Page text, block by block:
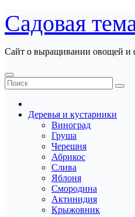
Перейти
к
содержанию
Садовая
Сайт о выращивании овощей и
Деревья и кустарники
Виноград
Груша
Черешня
Абрикос
Слива
Яблоня
Смородина
Актинидия
Крыжовник